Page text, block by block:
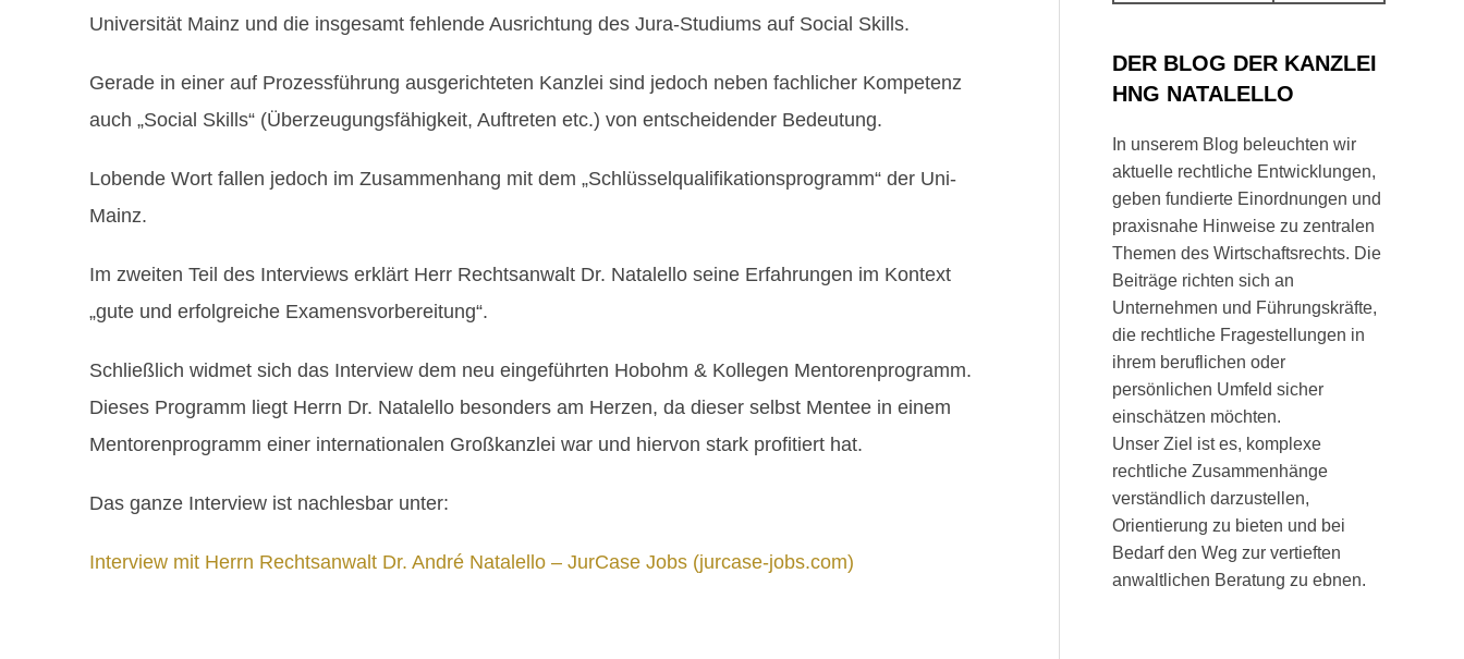
Universität Mainz und die insgesamt fehlende Ausrichtung des Jura-Studiums auf Social Skills.
Gerade in einer auf Prozessführung ausgerichteten Kanzlei sind jedoch neben fachlicher Kompetenz
auch „Social Skills“ (Überzeugungsfähigkeit, Auftreten etc.) von entscheidender Bedeutung.
Lobende Wort fallen jedoch im Zusammenhang mit dem „Schlüsselqualifikationsprogramm“ der Uni-
Mainz.
Im zweiten Teil des Interviews erklärt Herr Rechtsanwalt Dr. Natalello seine Erfahrungen im Kontext
„gute und erfolgreiche Examensvorbereitung“.
Schließlich widmet sich das Interview dem neu eingeführten Hobohm & Kollegen Mentorenprogramm.
Dieses Programm liegt Herrn Dr. Natalello besonders am Herzen, da dieser selbst Mentee in einem
Mentorenprogramm einer internationalen Großkanzlei war und hiervon stark profitiert hat.
Das ganze Interview ist nachlesbar unter:
Interview mit Herrn Rechtsanwalt Dr. André Natalello – JurCase Jobs (jurcase-jobs.com)
DER BLOG DER KANZLEI
HNG NATALELLO
In unserem Blog beleuchten wir
aktuelle rechtliche Entwicklungen,
geben fundierte Einordnungen und
praxisnahe Hinweise zu zentralen
Themen des Wirtschaftsrechts. Die
Beiträge richten sich an
Unternehmen und Führungskräfte,
die rechtliche Fragestellungen in
ihrem beruflichen oder
persönlichen Umfeld sicher
einschätzen möchten.
Unser Ziel ist es, komplexe
rechtliche Zusammenhänge
verständlich darzustellen,
Orientierung zu bieten und bei
Bedarf den Weg zur vertieften
anwaltlichen Beratung zu ebnen.